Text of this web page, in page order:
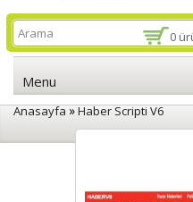
0
Menu
Anasayfa»Haber Scripti V6